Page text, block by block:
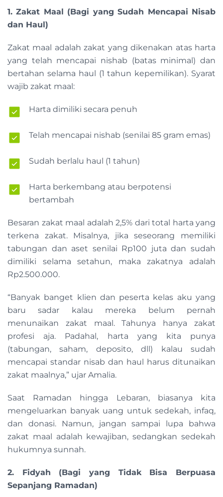
1. Zakat Maal (Bagi yang Sudah Mencapai Nisab
dan Haul)
Zakat maal adalah zakat yang dikenakan atas harta
yang telah mencapai nishab (batas minimal) dan
bertahan selama haul (1 tahun kepemilikan). Syarat
wajib zakat maal:
Harta dimiliki secara penuh
Telah mencapai nishab (senilai 85 gram emas)
Sudah berlalu haul (1 tahun)
Harta berkembang atau berpotensi
bertambah
Besaran zakat maal adalah 2,5% dari total harta yang
terkena zakat. Misalnya, jika seseorang memiliki
tabungan dan aset senilai Rp100 juta dan sudah
dimiliki selama setahun, maka zakatnya adalah
Rp2.500.000.
“Banyak banget klien dan peserta kelas aku yang
baru sadar kalau mereka belum pernah
menunaikan zakat maal. Tahunya hanya zakat
profesi aja. Padahal, harta yang kita punya
(tabungan, saham, deposito, dll) kalau sudah
mencapai standar nisab dan haul harus ditunaikan
zakat maalnya,” ujar Amalia.
Saat Ramadan hingga Lebaran, biasanya kita
mengeluarkan banyak uang untuk sedekah, infaq,
dan donasi. Namun, jangan sampai lupa bahwa
zakat maal adalah kewajiban, sedangkan sedekah
hukumnya sunnah.
2. Fidyah (Bagi yang Tidak Bisa Berpuasa
Sepanjang Ramadan)